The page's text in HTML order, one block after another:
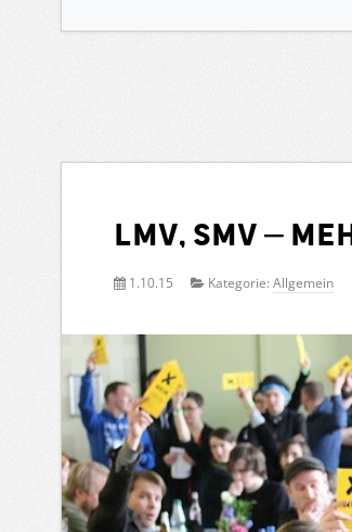
LMV, SMV –
1.10.15 Kategorie: Allgemein